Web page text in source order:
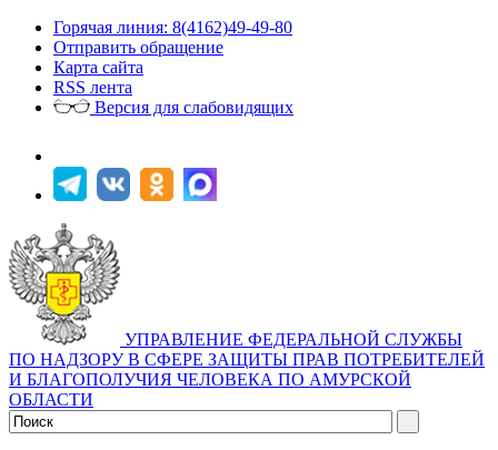
Горячая линия: 8(4162)49-49-80
Отправить обращение
Карта сайта
RSS лента
Версия для слабовидящих
УПРАВЛЕНИЕ ФЕДЕРАЛЬНОЙ СЛУЖБЫ
ПО НАДЗОРУ В СФЕРЕ ЗАЩИТЫ ПРАВ ПОТРЕБИТЕЛЕЙ
И БЛАГОПОЛУЧИЯ ЧЕЛОВЕКА ПО АМУРСКОЙ
ОБЛАСТИ